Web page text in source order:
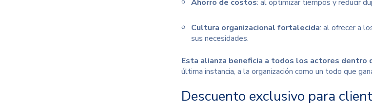
Ahorro de costos: al optimizar tiempos y reducir
Cultura organizacional fortalecida: al ofrecer a
sus necesidades.
Esta alianza beneficia a todos los actores dentro
última instancia, a la organización como un todo que
Descuento exclusivo para